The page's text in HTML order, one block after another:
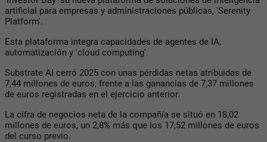
artificial para empresas y administraciones públicas, 'Serenity
Platform'.
Esta plataforma integra capacidades de agentes de IA,
automatización y 'cloud computing'.
Substrate AI cerró 2025 con unas pérdidas netas atribuidas de
7,44 millones de euros, frente a las ganancias de 7,37 millones
de euros registradas en el ejercicio anterior.
La cifra de negocios neta de la compañía se situó en 18,02
millones de euros, un 2,8% más que los 17,52 millones de euros
del curso previo.